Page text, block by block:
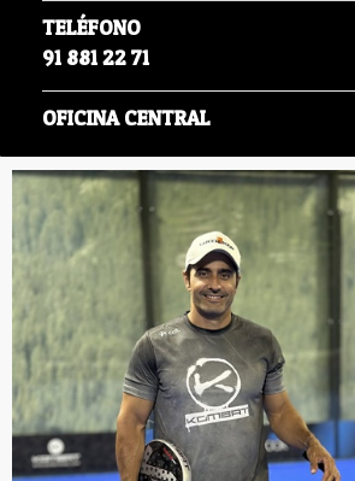
TELÉFONO
91 881 22 71
OFICINA CENTRAL